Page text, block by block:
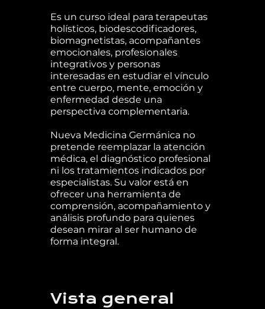
Es un curso ideal para terapeutas
holísticos, biodescodificadores,
biomagnetistas, acompañantes
emocionales, profesionales
integrativos y personas
interesadas en estudiar el vínculo
entre cuerpo, mente, emoción y
enfermedad desde una
perspectiva complementaria.
Nueva Medicina Germánica no
pretende reemplazar la atención
médica, el diagnóstico profesional
ni los tratamientos indicados por
especialistas. Su valor está en
ofrecer una herramienta de
comprensión, acompañamiento y
análisis profundo para quienes
desean mirar al ser humano de
forma integral.
Vista general